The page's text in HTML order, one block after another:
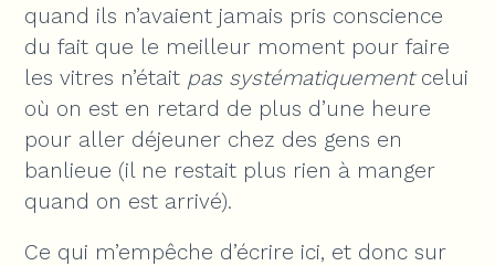
quand ils n’avaient jamais pris conscience
du fait que le meilleur moment pour faire
les vitres n’était pas systématiquementcelui
où on est en retard de plus d’une heure
pour aller déjeuner chez des gens en
banlieue (il ne restait plus rien à manger
quand on est arrivé).
Ce qui m’empêche d’écrire ici, et donc sur